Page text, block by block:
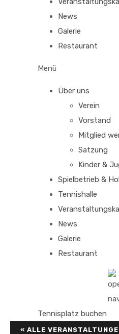
News
Galerie
Restaurant
Menü
Über uns
Verein
Vorstand
Mitglied
Satzung
Kinder &
Spielbetrieb &
Tennishalle
News
Galerie
Restaurant
Tennisplatz buchen
« ALLE